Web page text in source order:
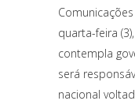
Comunicações
quarta-feira
contempla
será
nacional